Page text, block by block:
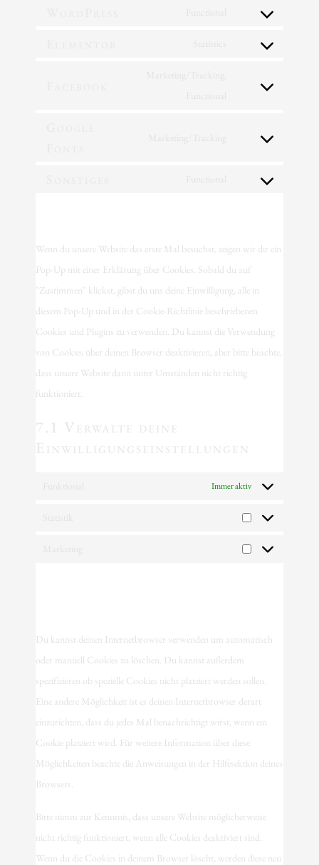
Wenn du unsere Website das erste Mal besuchst, zeigen wir dir ein
Pop-Up mit einer Erklärung über Cookies. Sobald du auf
"Zustimmen" klickst, gibst du uns deine Einwilligung, alle in
diesem Pop-Up und in der Cookie-Richtlinie beschriebenen
Cookies und Plugins zu verwenden. Du kannst die Verwendung
von Cookies über deinen Browser deaktivieren, aber bitte beachte,
dass unsere Website dann unter Umständen nicht richtig
funktioniert.
Immer aktiv
Du kannst deinen Internetbrowser verwenden um automatisch
oder manuell Cookies zu löschen. Du kannst außerdem
spezifizieren ob spezielle Cookies nicht platziert werden sollen.
Eine andere Möglichkeit ist es deinen Internetbrowser derart
einzurichten, dass du jedes Mal benachrichtigt wirst, wenn ein
Cookie platziert wird. Für weitere Information über diese
Möglichkeiten beachte die Anweisungen in der Hilfesektion deines
Browsers.
Bitte nimm zur Kenntnis, dass unsere Website möglicherweise
nicht richtig funktioniert, wenn alle Cookies deaktiviert sind.
Wenn du die Cookies in deinem Browser löscht, werden diese neu